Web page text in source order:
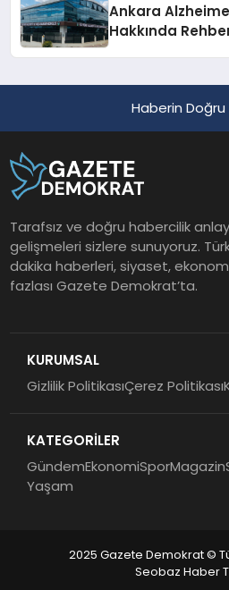
Ankara
Hakkında
Haberin Doğru
Tarafsız ve doğru habercilik
gelişmeleri sizlere sunuyoruz.
dakika haberleri, siyaset,
fazlası Gazete Demokrat’ta.
KURUMSAL
Gizlilik PolitikasıÇerez Politikası
KATEGORİLER
GündemEkonomiSporMagazin
Yaşam
2025 Gazete Demokrat ©
Seobaz Haber